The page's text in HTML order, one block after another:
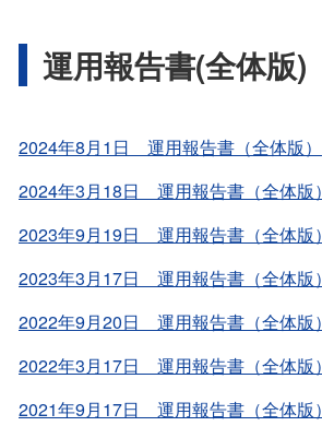
運用報告書(全体版)
2024年8月1日 運用報告書（全体版）
2024年3月18日 運用報告書（全体版）
2023年9月19日 運用報告書（全体版）
2023年3月17日 運用報告書（全体版）
2022年9月20日 運用報告書（全体版）
2022年3月17日 運用報告書（全体版）
2021年9月17日 運用報告書（全体版）